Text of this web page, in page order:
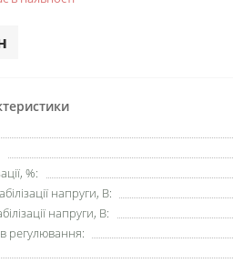
%:
напруги, В:
напруги, В:
регулювання: